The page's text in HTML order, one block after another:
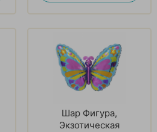
Шар Фигура,
Экзотическая